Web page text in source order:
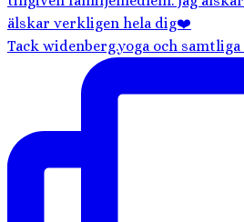
Tack widenberg.yoga och